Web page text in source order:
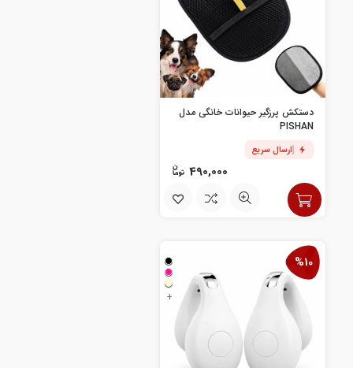
دستکش پرزگیر حیوانات خانگی مدل
PISHAN
ارسال سریع
490,000
%10
+